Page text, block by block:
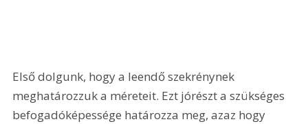
Első dolgunk, hogy a leendő szekrénynek
meghatározzuk a méreteit. Ezt jórészt a szükséges
befogadóképessége határozza meg, azaz hogy